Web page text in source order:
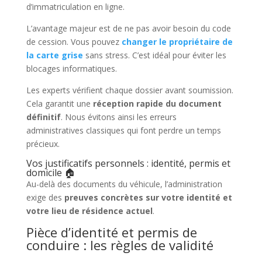
d’immatriculation en ligne.
L’avantage majeur est de ne pas avoir besoin du code
de cession. Vous pouvez changer le propriétaire de
la carte grise sans stress. C’est idéal pour éviter les
blocages informatiques.
Les experts vérifient chaque dossier avant soumission.
Cela garantit une réception rapide du document
définitif. Nous évitons ainsi les erreurs
administratives classiques qui font perdre un temps
précieux.
Vos justificatifs personnels : identité, permis et
domicile 🏠
Au-delà des documents du véhicule, l’administration
exige des preuves concrètes sur votre identité et
votre lieu de résidence actuel.
Pièce d’identité et permis de
conduire : les règles de validité